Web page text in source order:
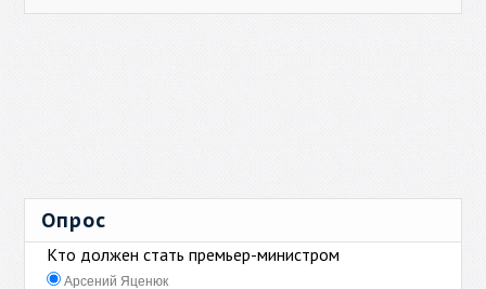
Опрос
Кто должен стать премьер-министром
Арсений Яценюк